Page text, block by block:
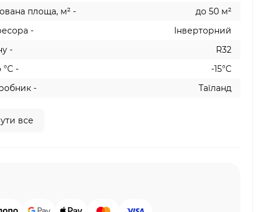
площа, м² -
до 50 м²
-
Інверторний
-
R32
°C -
-15°C
-
Таїланд
все